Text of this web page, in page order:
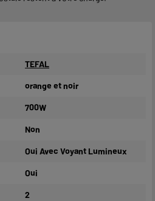
TEFAL
orange et noir
700W
Non
Oui Avec Voyant Lumineux
Oui
2